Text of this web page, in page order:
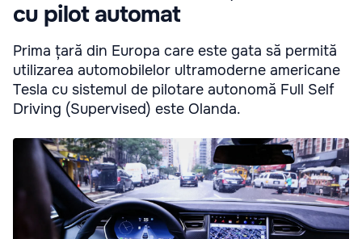
cu pilot automat
Prima țară din Europa care este gata să permită
utilizarea automobilelor ultramoderne americane
Tesla cu sistemul de pilotare autonomă Full Self
Driving (Supervised) este Olanda.